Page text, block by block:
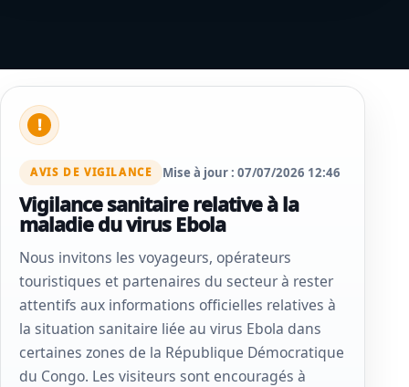
!
AVIS DE VIGILANCE Mise à jour : 07/07/2026 12:46
Vigilance sanitaire relative à la
maladie du virus Ebola
Nous invitons les voyageurs, opérateurs
touristiques et partenaires du secteur à rester
attentifs aux informations officielles relatives à
la situation sanitaire liée au virus Ebola dans
certaines zones de la République Démocratique
du Congo. Les visiteurs sont encouragés à